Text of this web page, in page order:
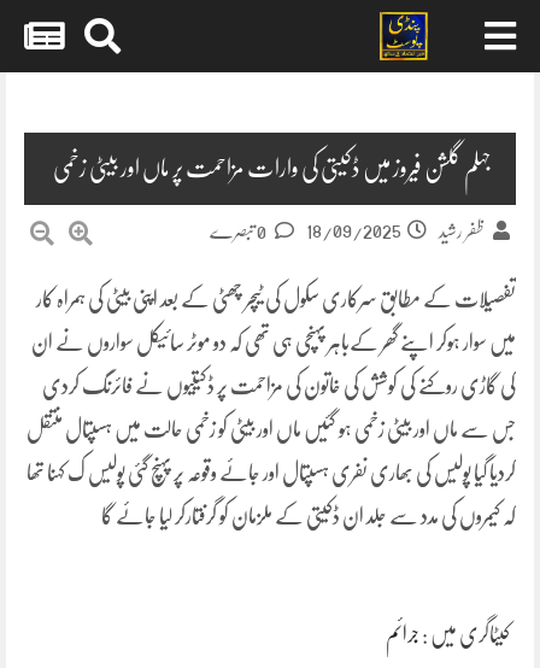
جہلم گلشن فیروز میں ڈکیتی کی وارات مزاحمت پر ماں اور بیٹی زخمی
ظفر رشید 18/09/2025
تفصیلات کے مطابق سرکاری سکول کی ٹیچر چھٹی کے بعد اپنی بیٹی کی ہمراہ کار
میں سوار ہوکر اپنے گھر کےباہر پہنچی ہی تھی کہ دو موٹر سائیکل سواروں نے ان
کی گاڑی روکنے کی کوشش کی خاتون کی مزاحمت پر ڈکیتیوں نے فائرنگ کردی
جس سے ماں اور بیٹی زخمی ہو گئیں ماں اور بیٹی کو زخمی حالت میں ہسپتال منتقل
کردیا گیا پولیس کی بھاری نفری ہسپتال اور جائے وقوعہ پر پہنچ گئی پولیس ک کہنا تھا
کہ کیمروں کی مدد سے جلد ان ڈکیتی کے ملزمان کو گرفتارکر لیا جائے گا
کیٹاگری میں : جرائم